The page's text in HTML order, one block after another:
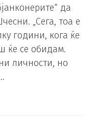
да
„Сега, тоа е
години, кога ќе
ќе се обидам.
личности, но